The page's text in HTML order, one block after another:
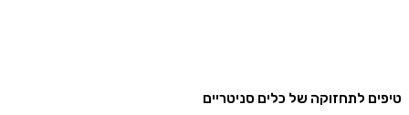
לתחזוקה של כלים סניטריים